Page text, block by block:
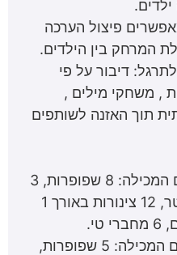
פיצול הערכה
המרחק בין הילדים.
דיבור על פי
, משחקי מילים ,
תוך האזנה לשותפים
ערכה לשמונה ילדים המכילה: 8 שפופרות, 3
צינורות באורך 3 מטר, 12 צינורות באורך 1
ערכה לחמישה ילדים המכילה: 5 שפופרות,